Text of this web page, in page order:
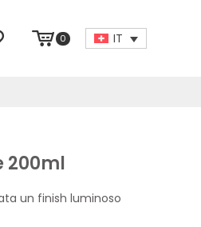
0 IT
200ml
un finish luminoso